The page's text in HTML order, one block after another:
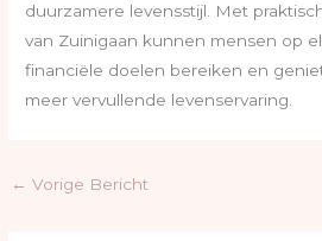
duurzamere levensstijl. Met
van Zuinigaan kunnen mensen op
financiële doelen bereiken en
meer vervullende levenservaring.
← Vorige Bericht